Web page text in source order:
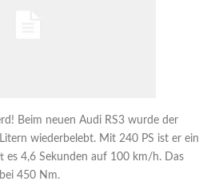
Beim neuen Audi RS3 wurde der
wiederbelebt. Mit 240 PS ist er ein
4,6 Sekunden auf 100 km/h. Das
450 Nm.